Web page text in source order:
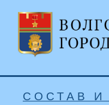
СОСТАВ И